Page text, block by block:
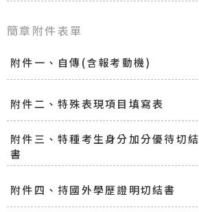
簡章附件表單
附件一、自傳(含報考動機)
附件二、特殊表現項目填寫表
附件三、特種考生身分加分優待切結
書
附件四、持國外學歷證明切結書